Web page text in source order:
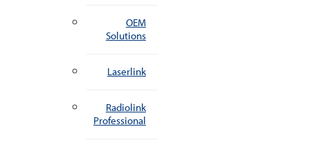
OEM
Solutions
Laserlink
Radiolink
Professional